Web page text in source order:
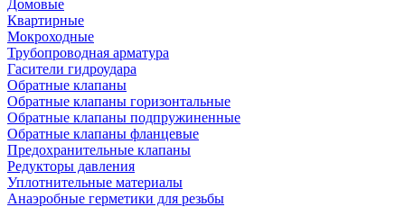
Домовые
Квартирные
Мокроходные
Трубопроводная арматура
Гасители гидроудара
Обратные клапаны
Обратные клапаны горизонтальные
Обратные клапаны подпружиненные
Обратные клапаны фланцевые
Предохранительные клапаны
Редукторы давления
Уплотнительные материалы
Анаэробные герметики для резьбы